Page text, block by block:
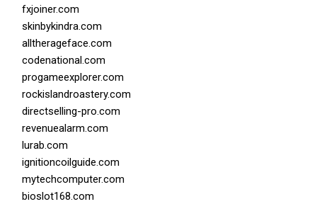
fxjoiner.com
skinbykindra.com
alltherageface.com
codenational.com
progameexplorer.com
rockislandroastery.com
directselling-pro.com
revenuealarm.com
lurab.com
ignitioncoilguide.com
mytechcomputer.com
bioslot168.com